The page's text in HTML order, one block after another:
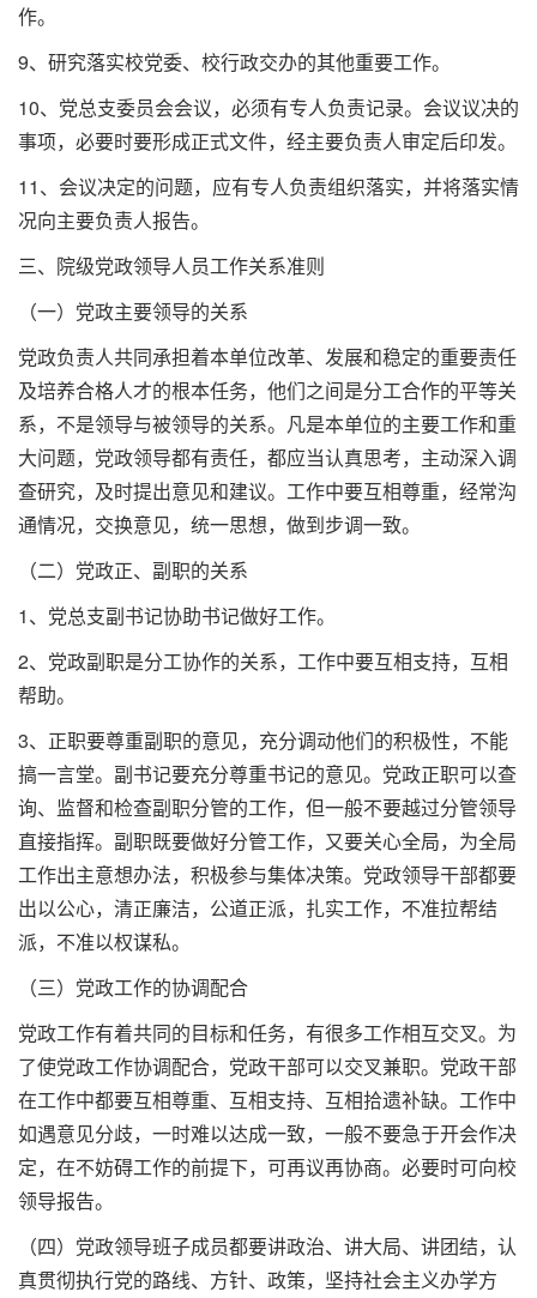
作。
9、研究落实校党委、校行政交办的其他重要工作。
10、党总支委员会会议，必须有专人负责记录。会议议决的
事项，必要时要形成正式文件，经主要负责人审定后印发。
11、会议决定的问题，应有专人负责组织落实，并将落实情
况向主要负责人报告。
三、院级党政领导人员工作关系准则
（一）党政主要领导的关系
党政负责人共同承担着本单位改革、发展和稳定的重要责任
及培养合格人才的根本任务，他们之间是分工合作的平等关
系，不是领导与被领导的关系。凡是本单位的主要工作和重
大问题，党政领导都有责任，都应当认真思考，主动深入调
查研究，及时提出意见和建议。工作中要互相尊重，经常沟
通情况，交换意见，统一思想，做到步调一致。
（二）党政正、副职的关系
1、党总支副书记协助书记做好工作。
2、党政副职是分工协作的关系，工作中要互相支持，互相
帮助。
3、正职要尊重副职的意见，充分调动他们的积极性，不能
搞一言堂。副书记要充分尊重书记的意见。党政正职可以查
询、监督和检查副职分管的工作，但一般不要越过分管领导
直接指挥。副职既要做好分管工作，又要关心全局，为全局
工作出主意想办法，积极参与集体决策。党政领导干部都要
出以公心，清正廉洁，公道正派，扎实工作，不准拉帮结
派，不准以权谋私。
（三）党政工作的协调配合
党政工作有着共同的目标和任务，有很多工作相互交叉。为
了使党政工作协调配合，党政干部可以交叉兼职。党政干部
在工作中都要互相尊重、互相支持、互相拾遗补缺。工作中
如遇意见分歧，一时难以达成一致，一般不要急于开会作决
定，在不妨碍工作的前提下，可再议再协商。必要时可向校
领导报告。
（四）党政领导班子成员都要讲政治、讲大局、讲团结，认
真贯彻执行党的路线、方针、政策，坚持社会主义办学方